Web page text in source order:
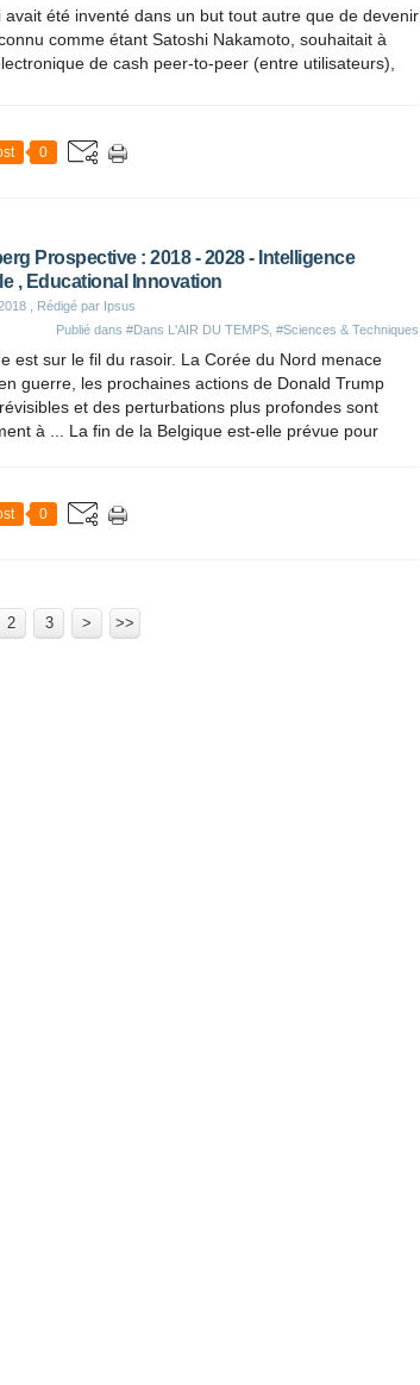
été inventé dans un but tout autre que de devenir
comme étant Satoshi Nakamoto, souhaitait à
de cash peer-to-peer (entre utilisateurs),
0
Prospective : 2018 - 2028 - Intelligence
, Educational Innovation
, Rédigé par Ipsus
Publié dans #Dans L'AIR DU TEMPS #Sciences & Techniques
est sur le fil du rasoir. La Corée du Nord menace
guerre, les prochaines actions de Donald Trump
et des perturbations plus profondes sont
à ... La fin de la Belgique est-elle prévue pour
0
2 3 > >>